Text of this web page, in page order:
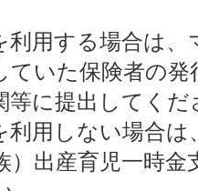
利用する場合は、
ていた保険者の発
等に提出してくだ
利用しない場合は
）出産育児一時金